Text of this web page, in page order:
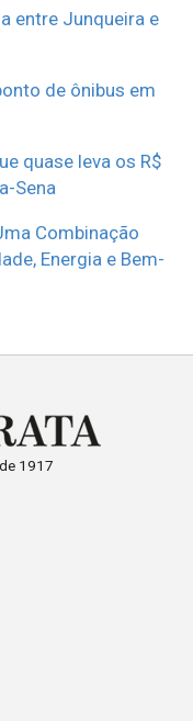
entre Junqueira e
de ônibus em
quase leva os R$
Sena
Combinação
Energia e Bem-
1917